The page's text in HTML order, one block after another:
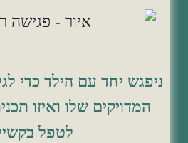
ניפגש יחד עם הילד כדי
המדויקים שלו ואיזו
לטפל